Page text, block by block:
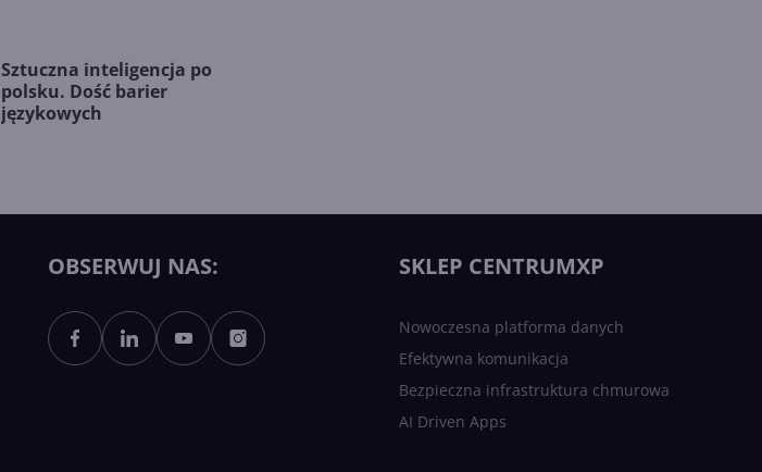
Sztuczna inteligencja po
polsku. Dość barier
językowych
OBSERWUJ NAS: SKLEP CENTRUMXP
Nowoczesna platforma danych
Efektywna komunikacja
Bezpieczna infrastruktura chmurowa
AI Driven Apps